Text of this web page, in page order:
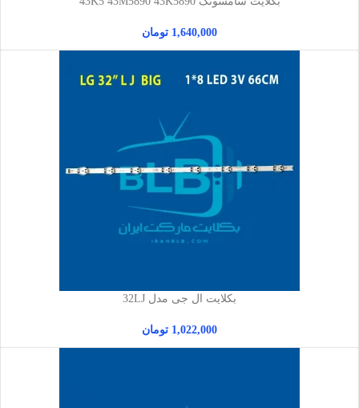
1,640,000 تومان
بکلایت ال جی مدل 32LJ
1,022,000 تومان